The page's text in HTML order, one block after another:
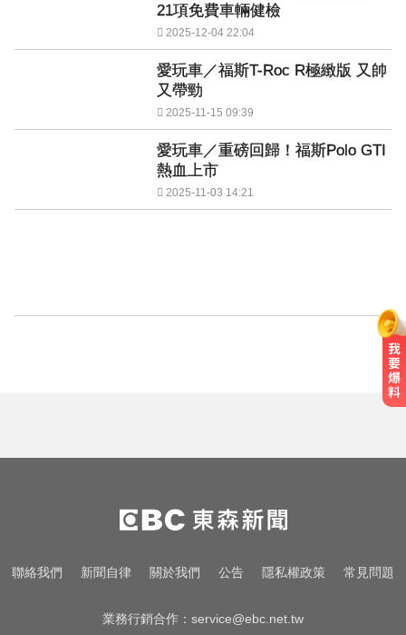
21項免費車輛健檢
2025-12-04 22:04
愛玩車／福斯T-Roc R極緻版 又帥
又帶勁
2025-11-15 09:39
愛玩車／重磅回歸！福斯Polo GTI
熱血上市
2025-11-03 14:21
聯絡我們 新聞自律 關於我們 公告 隱私權政策 常見問題
業務行銷合作： service@ebc.net.tw